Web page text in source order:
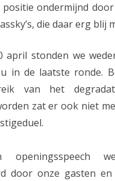
positie ondermijnd
die daar erg blij
april stonden we
in de laatste ronde.
van het
zat er ook niet
openingsspeech
door onze gasten